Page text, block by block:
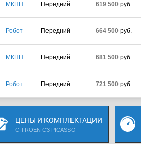
МКПП Передний 619 500 руб.
Робот Передний 664 500 руб.
МКПП Передний 681 500 руб.
Робот Передний 721 500 руб.
ЦЕНЫ И КОМПЛЕКТАЦИИ
CITROEN C3 PICASSO